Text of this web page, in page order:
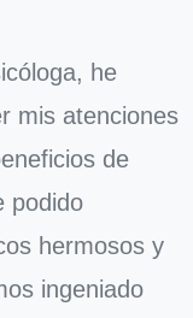
he
mis atenciones
de
podido
hermosos y
ingeniado